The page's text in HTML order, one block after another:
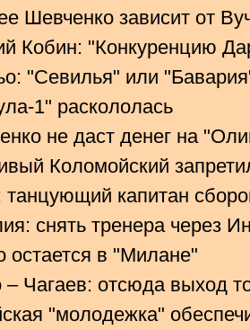
Шевченко зависит от
Кобин: "Конкуренцию
"Севилья" или
1" раскололась
не даст денег на
Коломойский
танцующий капитан
снять тренера через
остается в "Милане"
– Чагаев: отсюда выход
"молодежка"